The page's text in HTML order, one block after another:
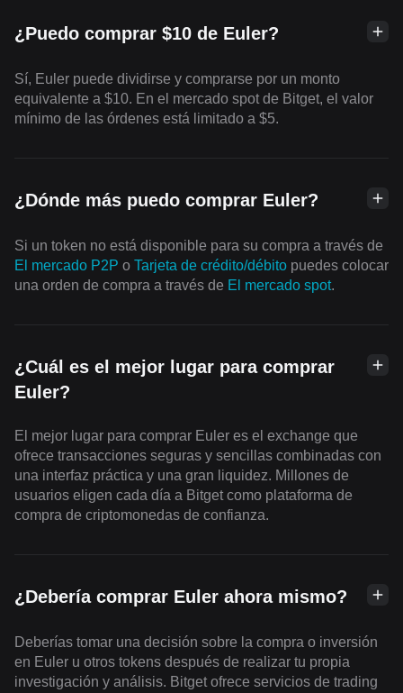
¿Puedo comprar $10 de Euler?
Sí, Euler puede dividirse y comprarse por un monto
equivalente a $10. En el mercado spot de Bitget, el valor
mínimo de las órdenes está limitado a $5.
¿Dónde más puedo comprar Euler?
Si un token no está disponible para su compra a través de
El mercado P2P o Tarjeta de crédito/débito puedes colocar
una orden de compra a través de El mercado spot.
¿Cuál es el mejor lugar para comprar
Euler?
El mejor lugar para comprar Euler es el exchange que
ofrece transacciones seguras y sencillas combinadas con
una interfaz práctica y una gran liquidez. Millones de
usuarios eligen cada día a Bitget como plataforma de
compra de criptomonedas de confianza.
¿Debería comprar Euler ahora mismo?
Deberías tomar una decisión sobre la compra o inversión
en Euler u otros tokens después de realizar tu propia
investigación y análisis. Bitget ofrece servicios de trading